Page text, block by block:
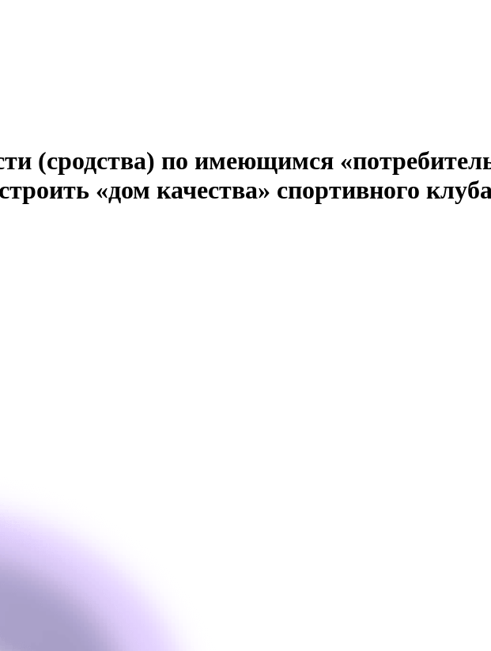
(сродства) по имеющимся
«дом качества» спортивного